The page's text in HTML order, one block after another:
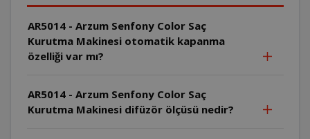
AR5014 - Arzum Senfony Color Saç
Kurutma Makinesi otomatik kapanma
özelliği var mı?
AR5014 - Arzum Senfony Color Saç
Kurutma Makinesi difüzör ölçüsü nedir?